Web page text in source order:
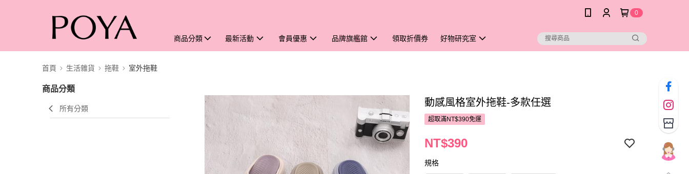
0
商品分類 最新活動 會員優惠 品牌旗艦館 領取折價券 好物研究室
首頁 生活雜貨 拖鞋 室外拖鞋
商品分類
所有分類
動感風格室外拖鞋-多款任選
超取滿NT$390免運
NT$390
規格